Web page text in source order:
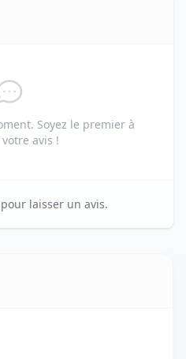
Soyez le premier à
avis !
pour laisser un avis.